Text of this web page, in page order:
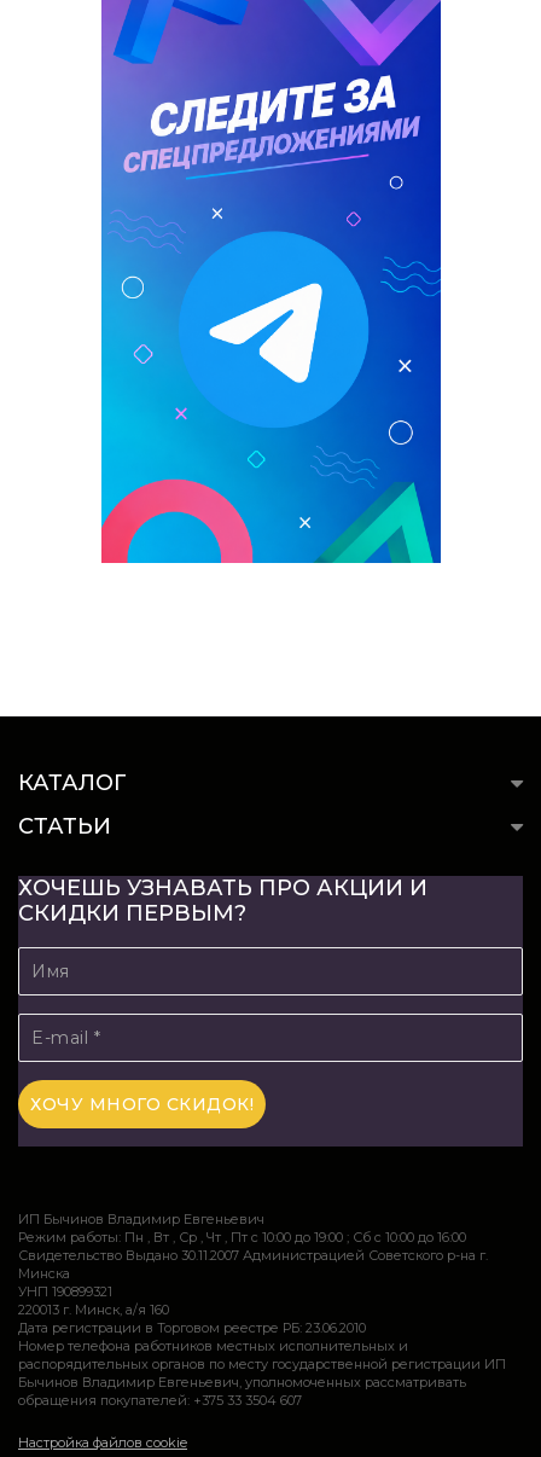
КАТАЛОГ
СТАТЬИ
ХОЧЕШЬ УЗНАВАТЬ ПРО АКЦИИ И
СКИДКИ ПЕРВЫМ?
ИП Бычинов Владимир Евгеньевич
Режим работы: Пн , Вт , Ср , Чт , Пт c 10:00 до 19:00 ; Сб c 10:00 до 16:00
Свидетельство Выдано 30.11.2007 Администрацией Советского р-на г.
Минска
УНП 190899321
220013 г. Минск, а/я 160
Дата регистрации в Торговом реестре РБ: 23.06.2010
Номер телефона работников местных исполнительных и
распорядительных органов по месту государственной регистрации ИП
Бычинов Владимир Евгеньевич, уполномоченных рассматривать
обращения покупателей: +375 33 3504 607
Настройка файлов cookie